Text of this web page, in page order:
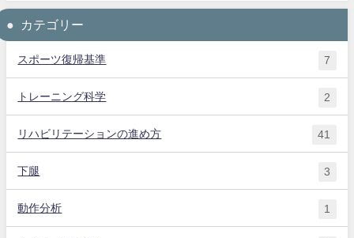
カテゴリー
スポーツ復帰基準 7
トレーニング科学 2
リハビリテーションの進め方 41
下腿 3
動作分析 1